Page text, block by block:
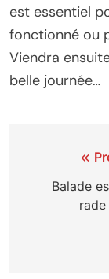
est essentiel
fonctionné ou
Viendra
belle journée…
l’article
Balade